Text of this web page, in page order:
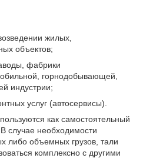
жилых,
объектов;
фабрики
горнодобывающей,
индустрии;
услуг (автосервисы).
как самостоятельный
случае необходимости
либо объемных грузов, тали
комплексно с другими